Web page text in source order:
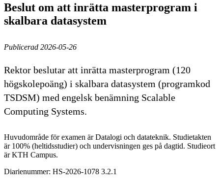
Beslut om att inrätta masterprogram i
skalbara datasystem
Publicerad 2026-05-26
Rektor beslutar att inrätta masterprogram (120
högskolepoäng) i skalbara datasystem (programkod
TSDSM) med engelsk benämning Scalable
Computing Systems.
Huvudområde för examen är Datalogi och datateknik. Studietakten
är 100% (heltidsstudier) och undervisningen ges på dagtid. Studieort
är KTH Campus.
Diarienummer: HS-2026-1078 3.2.1